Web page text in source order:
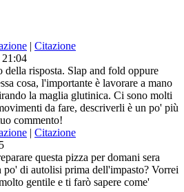
| Citazione
della risposta. Slap and fold oppure
cosa, l'importante è lavorare a mano
la maglia glutinica. Ci sono molti
da fare, descriverli è un po' più
commento!
| Citazione
questa pizza per domani sera
di autolisi prima dell'impasto? Vorrei
gentile e ti farò sapere come'